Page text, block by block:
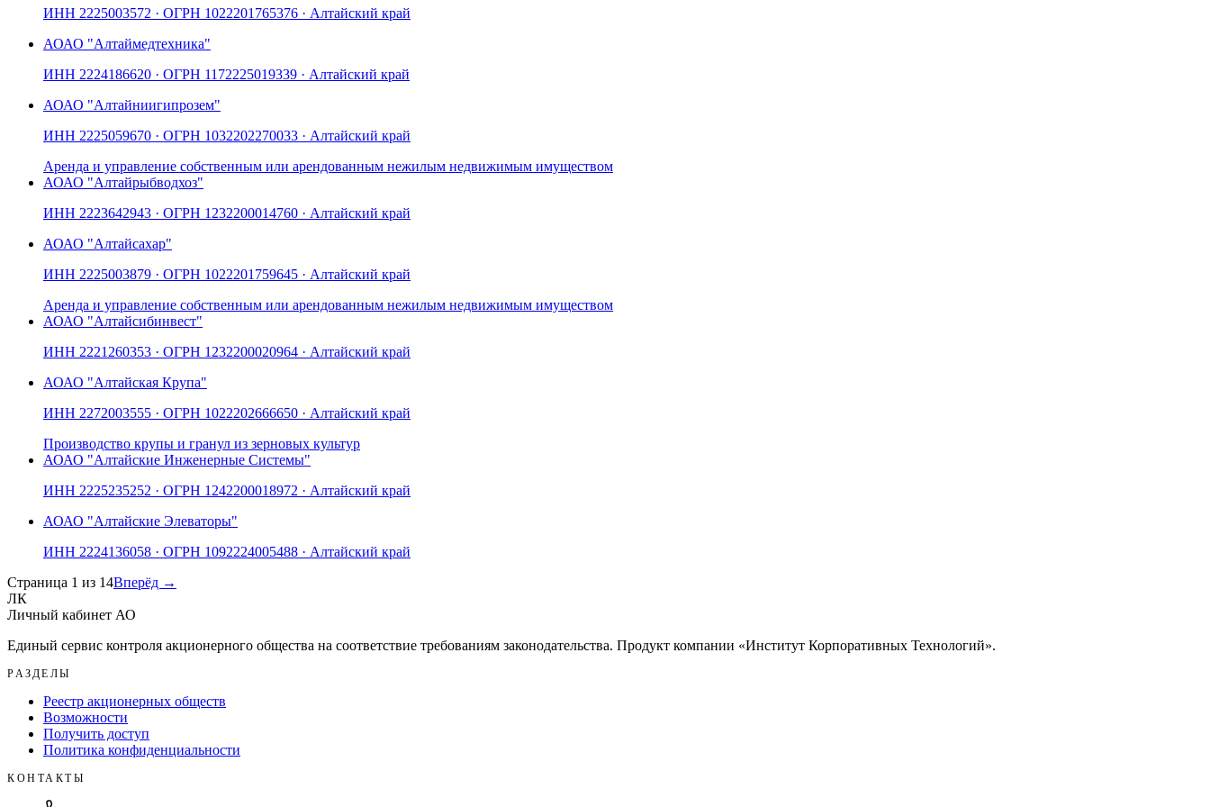
ИНН 2225003572 · ОГРН 1022201765376 · Алтайский край
АОАО "Алтаймедтехника"
ИНН 2224186620 · ОГРН 1172225019339 · Алтайский край
АОАО "Алтайниигипрозем"
ИНН 2225059670 · ОГРН 1032202270033 · Алтайский край
Аренда и управление собственным или арендованным нежилым недвижимым имуществом
АОАО "Алтайрыбводхоз"
ИНН 2223642943 · ОГРН 1232200014760 · Алтайский край
АОАО "Алтайсахар"
ИНН 2225003879 · ОГРН 1022201759645 · Алтайский край
Аренда и управление собственным или арендованным нежилым недвижимым имуществом
АОАО "Алтайсибинвест"
ИНН 2221260353 · ОГРН 1232200020964 · Алтайский край
АОАО "Алтайская Крупа"
ИНН 2272003555 · ОГРН 1022202666650 · Алтайский край
Производство крупы и гранул из зерновых культур
АОАО "Алтайские Инженерные Системы"
ИНН 2225235252 · ОГРН 1242200018972 · Алтайский край
АОАО "Алтайские Элеваторы"
ИНН 2224136058 · ОГРН 1092224005488 · Алтайский край
Страница 1 из 14Вперёд →
ЛК
Личный кабинет АО
Единый сервис контроля акционерного общества на соответствие требованиям законодательства. Продукт компании «Институт Корпоративных Технологий».
РАЗДЕЛЫ
Реестр акционерных обществ
Возможности
Получить доступ
Политика конфиденциальности
КОНТАКТЫ